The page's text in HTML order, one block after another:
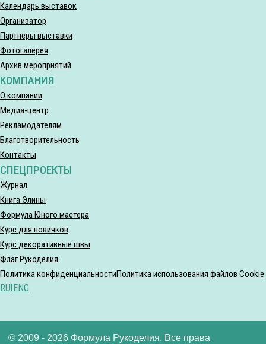
Календарь выставок
Организатор
Партнеры выставки
Фотогалерея
Архив мероприятий
КОМПАНИЯ
О компании
Медиа-центр
Рекламодателям
Благотворительность
Контакты
СПЕЦПРОЕКТЫ
Журнал
Книга Элины
Формула Юного мастера
Курс для новичков
Курс декоративные швы
Флаг Рукоделия
Политика конфиденциальностиПолитика использования файлов Cookie
RU ENG
© 2009 - 2026 Формула Рукоделия. Все права